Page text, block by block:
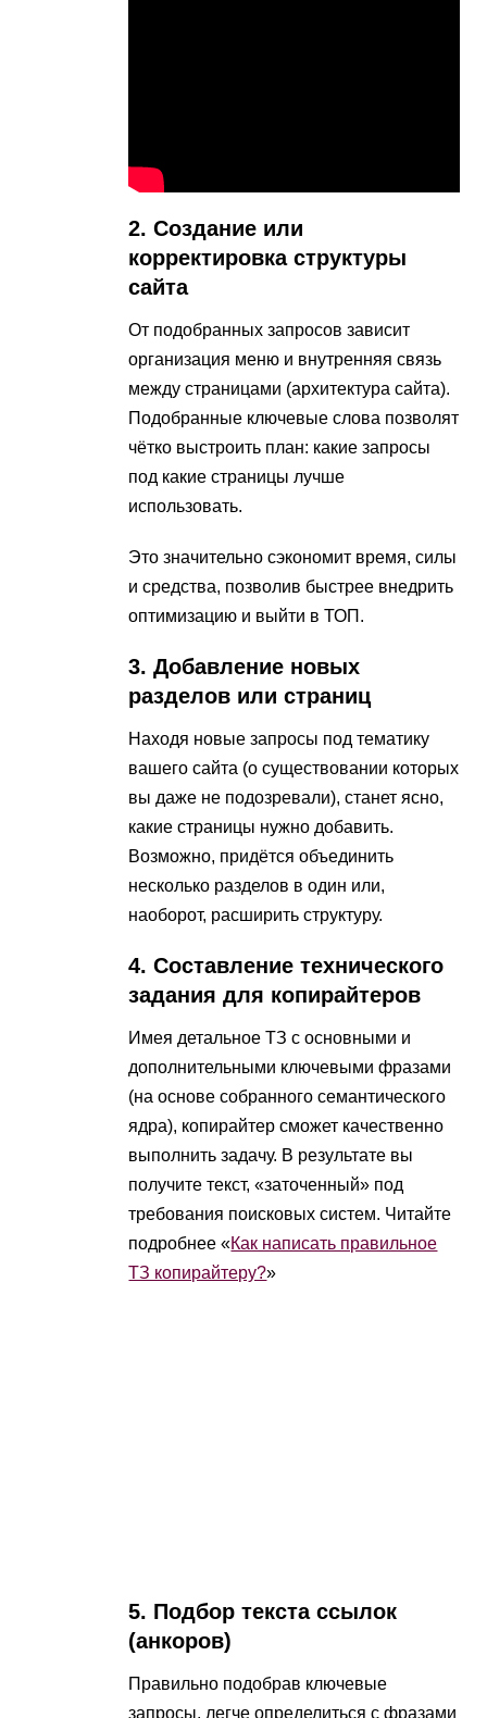
2. Создание или
корректировка структуры
сайта
От подобранных запросов зависит
организация меню и внутренняя связь
между страницами (архитектура сайта).
Подобранные ключевые слова позволят
чётко выстроить план: какие запросы
под какие страницы лучше
использовать.
Это значительно сэкономит время, силы
и средства, позволив быстрее внедрить
оптимизацию и выйти в ТОП.
3. Добавление новых
разделов или страниц
Находя новые запросы под тематику
вашего сайта (о существовании которых
вы даже не подозревали), станет ясно,
какие страницы нужно добавить.
Возможно, придётся объединить
несколько разделов в один или,
наоборот, расширить структуру.
4. Составление технического
задания для копирайтеров
Имея детальное ТЗ с основными и
дополнительными ключевыми фразами
(на основе собранного семантического
ядра), копирайтер сможет качественно
выполнить задачу. В результате вы
получите текст, «заточенный» под
требования поисковых систем. Читайте
подробнее «Как написать правильное
ТЗ копирайтеру?»
5. Подбор текста ссылок
(анкоров)
Правильно подобрав ключевые
запросы, легче определиться с фразами